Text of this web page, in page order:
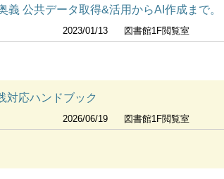
義 公共データ取得&活用からAI作成まで。
2023/01/13 図書館1F閲覧室
対応ハンドブック
2026/06/19 図書館1F閲覧室